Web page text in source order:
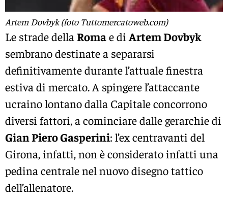
Artem Dovbyk (foto Tuttomercatoweb.com)
Le strade della Romae di Artem Dovbyk
sembrano destinate a separarsi
definitivamente durante l’attuale finestra
estiva di mercato. A spingere l’attaccante
ucraino lontano dalla Capitale concorrono
diversi fattori, a cominciare dalle gerarchie di
Gian Piero Gasperini: l’ex centravanti del
Girona, infatti, non è considerato infatti una
pedina centrale nel nuovo disegno tattico
dell’allenatore.